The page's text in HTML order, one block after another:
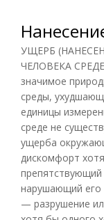
УЩЕРБ
ЧЕЛОВЕКА СРЕДЕ
значимое
среды,
единицы
среде не
ущерба
дискомфорт
препятствующий
нарушающий его
— разрушение